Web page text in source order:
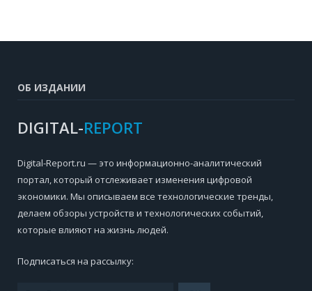
ОБ ИЗДАНИИ
DIGITAL-REPORT
Digital-Report.ru — это информационно-аналитический
портал, который отслеживает изменения цифровой
экономики. Мы описываем все технологические тренды,
делаем обзоры устройств и технологических событий,
которые влияют на жизнь людей.
Подписаться на рассылку: